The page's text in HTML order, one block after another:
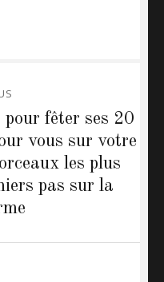
fêter ses 20
vous sur votre
les plus
pas sur la